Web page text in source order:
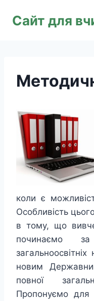
Сайт для
коли є
Особливість
в тому, що
починаємо
новим
повної
Пропонуємо для